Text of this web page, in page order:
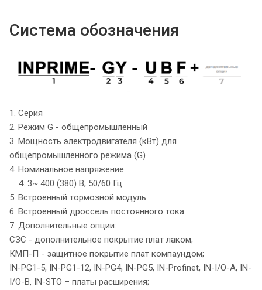
Система обозначения
1. Серия
2. Режим G - общепромышленный
3. Мощность электродвигателя (кВт) для
общепромышленного режима (G)
4. Номинальное напряжение:
4: 3~ 400 (380) В, 50/60 Гц
5. Встроенный тормозной модуль
6. Встроенный дроссель постоянного тока
7. Дополнительные опции:
СЗС - дополнительное покрытие плат лаком;
КМП-П - защитное покрытие плат компаундом;
IN-PG1-5, IN-PG1-12, IN-PG4, IN-PG5, IN-Profinet, IN-I/O-A, IN-
I/O-В, IN-STO – платы расширения;